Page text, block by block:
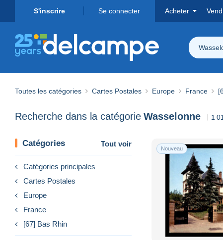
S'inscrire Se connecter Acheter
Toutes les catégories Cartes Postales Europe France
Recherche dans la catégorie Wasselonne 1
Catégories Tout voir
Catégories principales
Cartes Postales
Europe
France
[67] Bas Rhin
Nouveau